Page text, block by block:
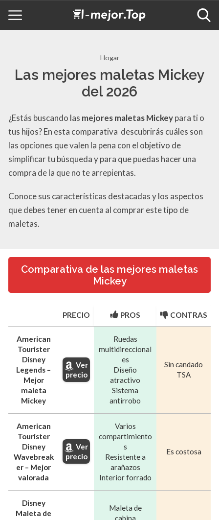
Hogar
Las mejores maletas Mickey
del 2026
¿Estás buscando las mejores maletas Mickeypara ti o
tus hijos? En esta comparativa descubrirás cuáles son
las opciones que valen la pena con el objetivo de
simplificar tu búsqueda y para que puedas hacer una
compra de la que no te arrepientas.
Conoce sus características destacadas y los aspectos
que debes tener en cuenta al comprar este tipo de
maletas.
Comparativa de las mejores maletas
Mickey
PRECIO PROS CONTRAS
American
Tourister
Disney
Legends –
Mejor
maleta
Mickey
Ver
precio
Ruedas
multidireccional
es
Diseño
atractivo
Sistema
antirrobo
Sin candado
TSA
American
Tourister
Disney
Wavebreak
er – Mejor
valorada
Ver
precio
Varios
compartimiento
s
Resistente a
arañazos
Interior forrado
Es costosa
Disney
Maleta de
Maleta de
cabina